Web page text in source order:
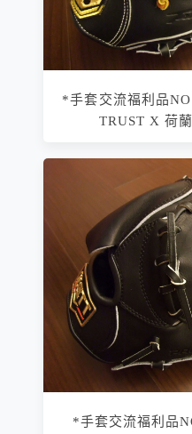
*手套交流福利品
TRUST X 荷
*手套交流福利品